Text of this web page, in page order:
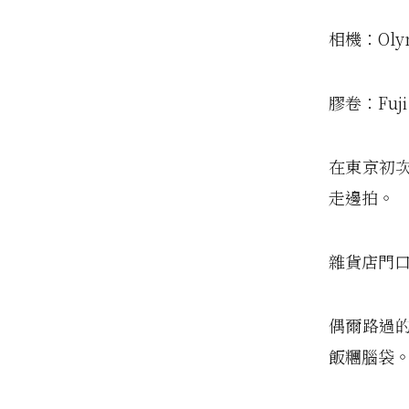
相機：
膠卷：
在東京初
走邊拍。
雜貨店門
偶爾路過
飯糰腦袋